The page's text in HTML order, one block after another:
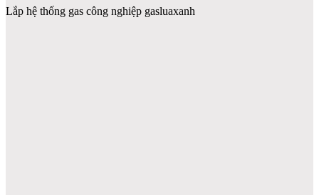
Lắp hệ thống gas công nghiệp gasluaxanh